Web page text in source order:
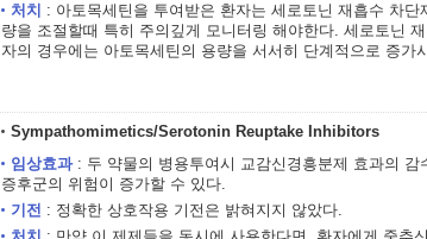
처치 : 아토목세틴을 투여받은 환자는 세로토닌 재흡수 차
량을 조절할때 특히 주의깊게 모니터링 해야한다. 세로토닌
자의 경우에는 아토목세틴의 용량을 서서히 단계적으로 증가
Sympathomimetics/Serotonin Reuptake Inhibitors
임상효과: 두 약물의 병용투여시 교감신경흥분제 효과의 감
증후군의 위험이 증가할 수 있다.
기전 : 정확한 상호작용 기전은 밝혀지지 않았다.